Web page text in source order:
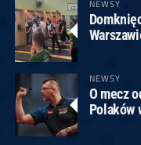
NEWSY
NEWSY
O mecz
Polaków